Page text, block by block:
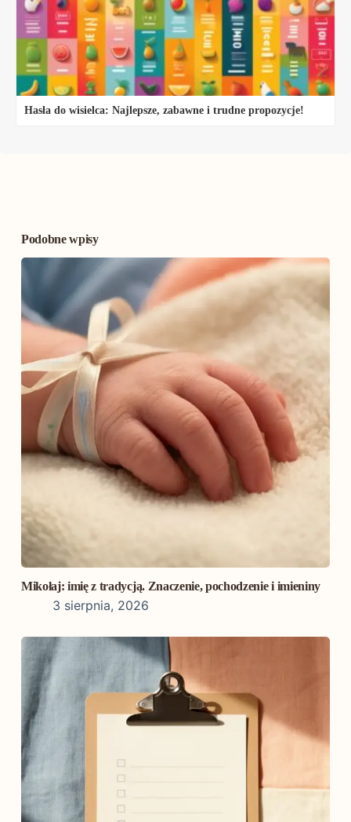
Hasła do wisielca: Najlepsze, zabawne i trudne propozycje!
Podobne wpisy
Mikołaj: imię z tradycją. Znaczenie, pochodzenie i imieniny
3 sierpnia, 2026